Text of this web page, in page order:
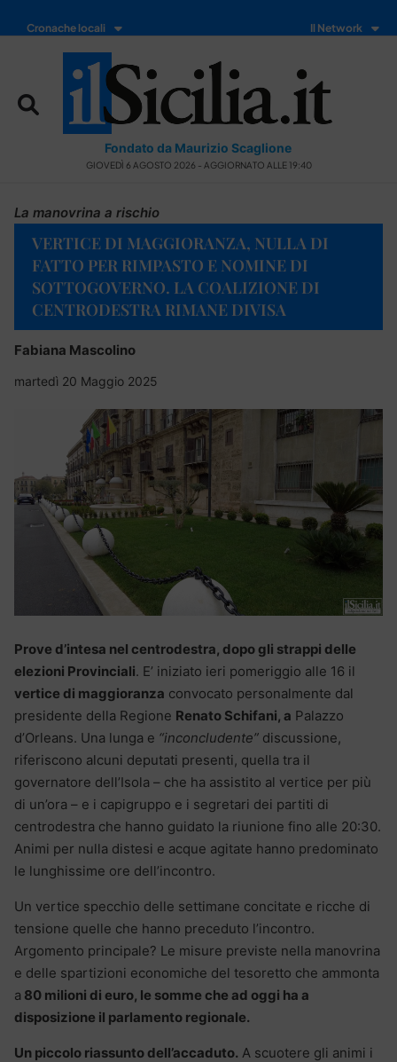
Cronache locali Il Network
Fondato da Maurizio Scaglione
GIOVEDÌ 6 AGOSTO 2026 - AGGIORNATO ALLE 19:40
La manovrina a rischio
VERTICE DI MAGGIORANZA, NULLA DI
FATTO PER RIMPASTO E NOMINE DI
SOTTOGOVERNO. LA COALIZIONE DI
CENTRODESTRA RIMANE DIVISA
Fabiana Mascolino
martedì 20 Maggio 2025
Prove d’intesa nel centrodestra, dopo gli strappi delle
elezioni Provinciali. E’ iniziato ieri pomeriggio alle 16 il
vertice di maggioranza convocato personalmente dal
presidente della Regione Renato Schifani, a Palazzo
d’Orleans. Una lunga e “inconcludente” discussione,
riferiscono alcuni deputati presenti, quella tra il
governatore dell’Isola – che ha assistito al vertice per più
di un’ora – e i capigruppo e i segretari dei partiti di
centrodestra che hanno guidato la riunione fino alle 20:30.
Animi per nulla distesi e acque agitate hanno predominato
le lunghissime ore dell’incontro.
Un vertice specchio delle settimane concitate e ricche di
tensione quelle che hanno preceduto l’incontro.
Argomento principale? Le misure previste nella manovrina
e delle spartizioni economiche del tesoretto che ammonta
a 80 milioni di euro, le somme che ad oggi ha a
disposizione il parlamento regionale.
Un piccolo riassunto dell’accaduto. A scuotere gli animi i